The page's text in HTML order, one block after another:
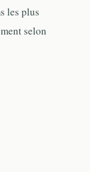
les plus
selon